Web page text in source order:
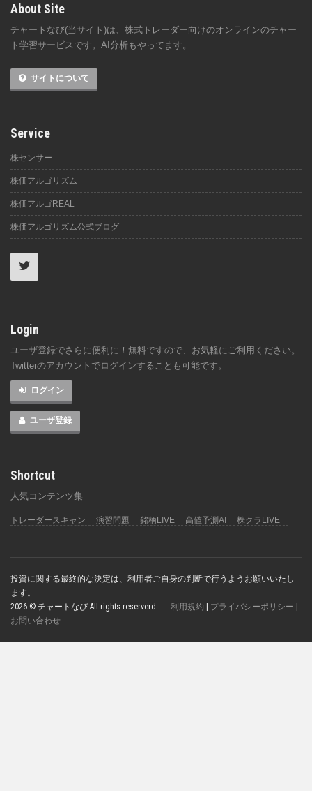
About Site
チャートなび(当サイト)は、株式トレーダー向けのオンラインのチャー
ト学習サービスです。AI分析もやってます。
サイトについて
Service
株センサー
株価アルゴリズム
株価アルゴREAL
株価アルゴリズム公式ブログ
Login
ユーザ登録でさらに便利に！無料ですので、お気軽にご利用ください。
Twitterのアカウントでログインすることも可能です。
ログイン
ユーザ登録
Shortcut
人気コンテンツ集
トレーダースキャン 演習問題 銘柄LIVE 高値予測AI 株クラLIVE
投資に関する最終的な決定は、利用者ご自身の判断で行うようお願いいたし
ます。
2026 © チャートなび All rights reserverd. 利用規約 | プライバシーポリシー |
お問い合わせ